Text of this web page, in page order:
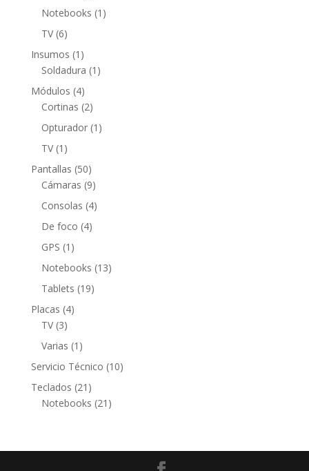
productos
Notebooks 1 1
TV 66
productos
Insumos 1 1
producto
Soldadura 1 1
Módulos 44
productos
Cortinas 22
productos
Opturador 1 1
TV 1 1
producto
Pantallas 5050
productos
Cámaras 99
productos
Consolas 44
De foco 44
GPS 1 1
producto
Notebooks 1313
Tablets 1919
Placas 44
TV 33
productos
Varias 1 1
producto
Servicio Técnico 1010
Teclados 21 21
productos
Notebooks 21 21